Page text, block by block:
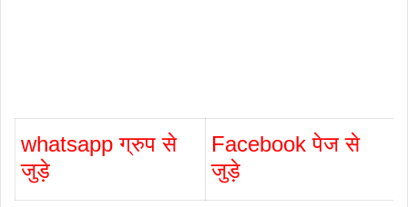
whatsapp ग्रुप से
जुड़े
Facebook पेज से
जुड़े